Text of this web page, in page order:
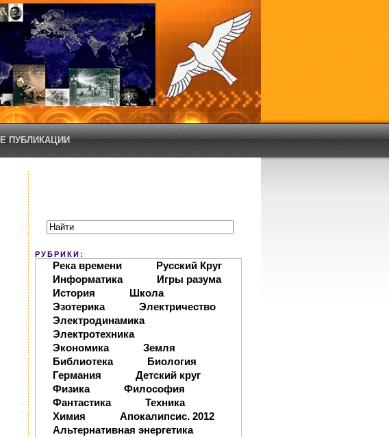
ПУБЛИКАЦИИ
РУБРИКИ:
Река времени
Русский Круг
Информатика
Игры разума
История
Школа
Эзотерика
Электричество
Электродинамика
Электротехника
Экономика
Земля
Библиотека
Биология
Германия
Детский круг
Физика
Философия
Фантастика
Техника
Химия
Апокалипсис. 2012
Альтернативная энергетика